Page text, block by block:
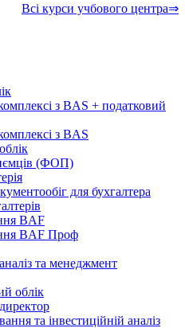
Всі курси учбового центра⇒
з BAS + податковий
з BAS
(ФОП)
для бухгалтера
BAF
BAF Проф
та менеджмент
облік
та інвестиційній аналіз